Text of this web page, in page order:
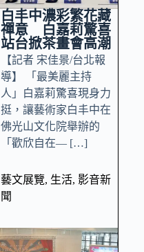
白丰中濃彩繁花藏
禪意 白嘉莉驚喜
站台掀茶畫會高潮
【記者 宋佳景/台北報
導】 「最美麗主持
人」白嘉莉驚喜現身力
挺，讓藝術家白丰中在
佛光山文化院舉辦的
「歡欣自在— […]
藝文展覽, 生活, 影音新
聞